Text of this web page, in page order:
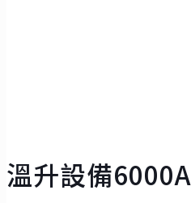
溫升設備6000A